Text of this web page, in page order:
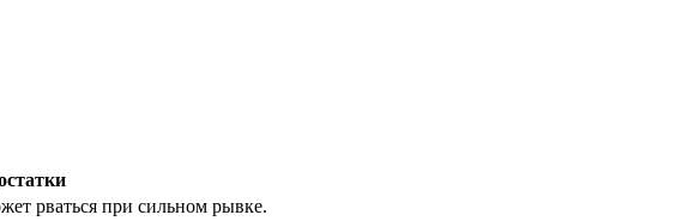
рваться при сильном рывке.